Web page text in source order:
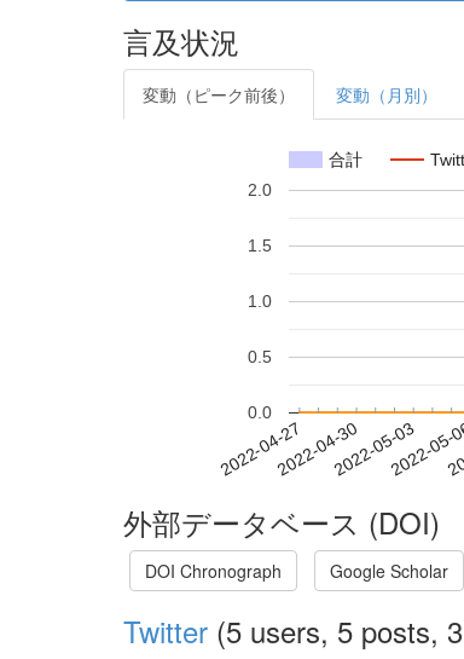
言及状況
変動（ピーク前後） 変動（月別）
合計
2022-04-272022-04-302022-05-03
2022-
0.0
0.5
1.0
1.5
2.0
外部データベース (DOI)
DOI Chronograph Google Scholar
Twitter (5 users, 5 posts,